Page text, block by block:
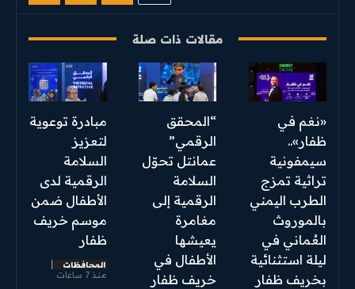
مقالات ذات صلة
«نغم في
ظفار»..
سيمفونية
تراثية تمزج
الطرب اليمني
بالموروث
العُماني في
ليلة استثنائية
بخريف ظفار
“المحقق
الرقمي”
عمانتل تحوّل
السلامة
الرقمية إلى
مغامرة
يعيشها
الأطفال في
خريف ظفار
مبادرة توعوية
لتعزيز
السلامة
الرقمية لدى
الأطفال ضمن
موسم خريف
ظفار
المحافظات
منذ 7 ساعات